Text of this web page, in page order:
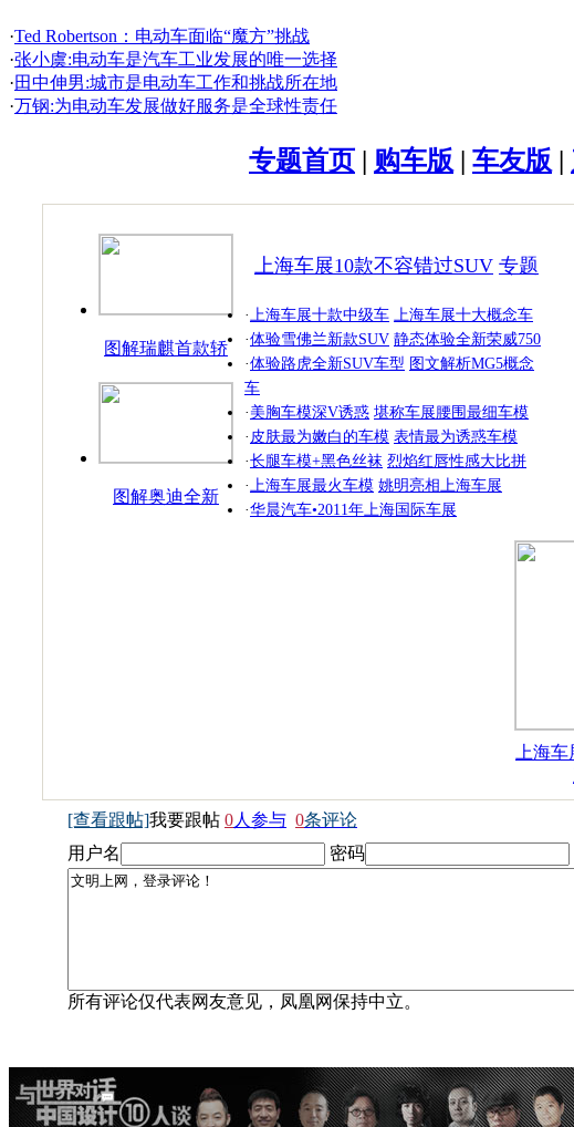
·Ted Robertson：电动车面临“魔方”挑战
·张小虞:电动车是汽车工业发展的唯一选择
·田中伸男:城市是电动车工作和挑战所在地
·万钢:为电动车发展做好服务是全球性责任
专题首页 购车版 车友版
图解瑞麒首款轿
跑
图解奥迪全新
上海车展10款不容错过SUV 专题
·上海车展十款中级车 上海车展十大概念车
·体验雪佛兰新款SUV 静态体验全新荣威750
·体验路虎全新SUV车型 图文解析MG5概念
车
· 美胸车模深V诱惑 堪称车展腰围最细车模
· 皮肤最为嫩白的车模 表情最为诱惑车模
·长腿车模+黑色丝袜 烈焰红唇性感大比拼
·上海车展最火车模 姚明亮相上海车展
·华晨汽车•2011年上海国际车展
上海
[查看跟帖]我要跟帖 0人参与 0条评论
用户名
密码
所有评论仅代表网友意见，凤凰网保持中立。